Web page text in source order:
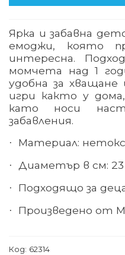
Ярка и забавна
емоджи, която
интересна.
момчета над 1
удобна за хващане
игри както у
като носи
забавления.
· Материал:
· Диаметър в см: 23
· Подходящо за
· Произведено от
Код: 62314